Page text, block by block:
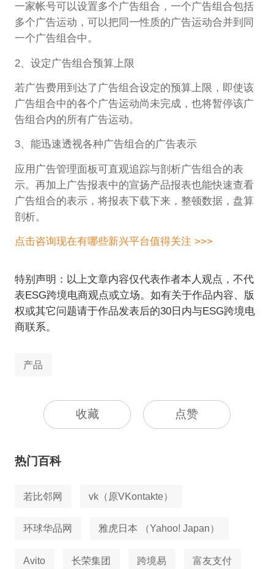
一家帐号可以设置多个广告组合，一个广告组合包括
多个广告运动，可以把同一性质的广告运动合并到同
一个广告组合中。
2、设定广告组合预算上限
若广告费用到达了广告组合设定的预算上限，即使该
广告组合中的各个广告运动尚未完成，也将暂停该广
告组合内的所有广告运动。
3、能迅速透视各种广告组合的广告表示
应用广告管理面板可直观追踪与剖析广告组合的表
示。再加上广告报表中的宣扬产品报表也能快速查看
广告组合的表示，将报表下载下来，整顿数据，盘算
剖析。
点击咨询现在有哪些新兴平台值得关注 >>>
特别声明：以上文章内容仅代表作者本人观点，不代
表ESG跨境电商观点或立场。如有关于作品内容、版
权或其它问题请于作品发表后的30日内与ESG跨境电
商联系。
产品
收藏 点赞
热门百科
若比邻网 vk（原VKontakte）
环球华品网 雅虎日本 （Yahoo! Japan）
Avito 长荣集团 跨境易 富友支付